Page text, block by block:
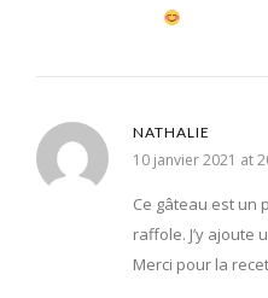
NATHALIE
10 janvier 2021 at
Ce gâteau est un
raffole. J’y ajoute
Merci pour la